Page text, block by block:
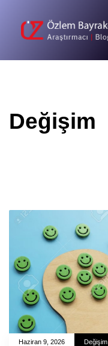
Değişim
Haziran 9, 2026 Değişim